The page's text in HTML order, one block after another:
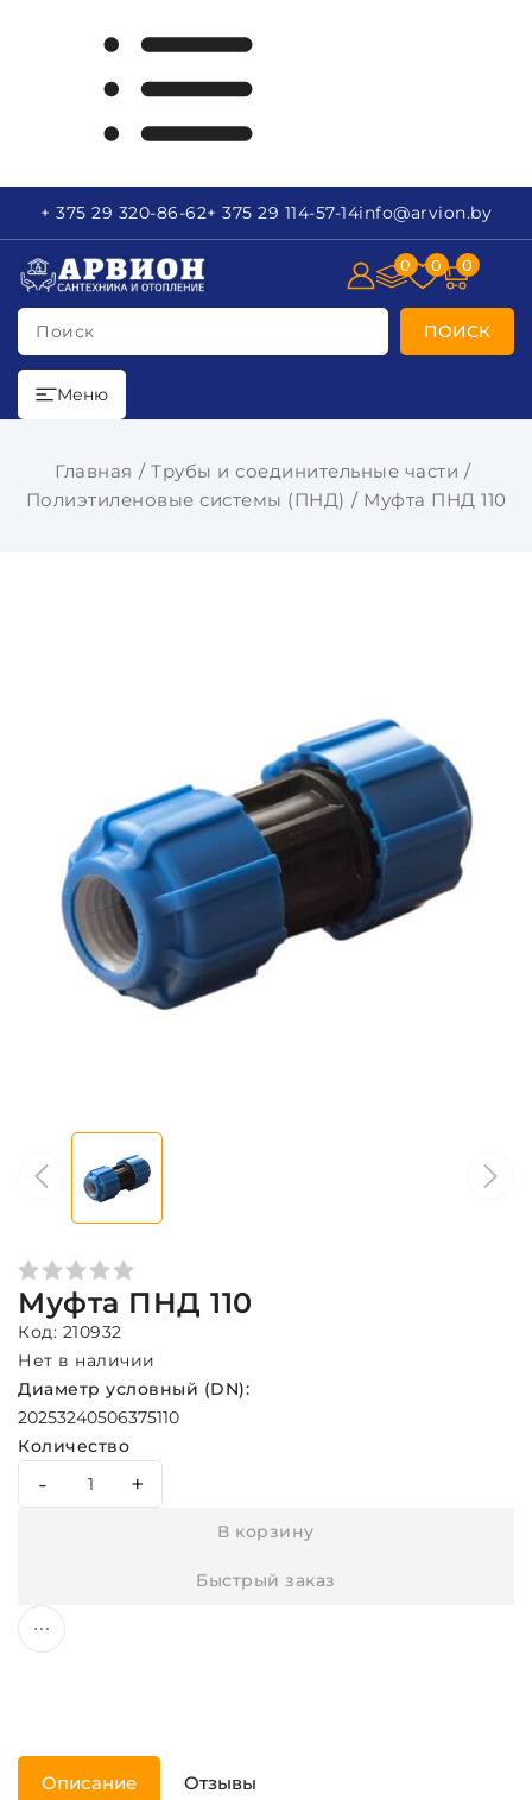
+ 375 29 320-86-62+ 375 29 114-57-14info@arvion.by
Поиск ПОИСК
0 0 0
Меню
Главная
Трубы и соединительные части
Полиэтиленовые системы (ПНД)
Муфта ПНД 110
Муфта ПНД 110
Код: 210932
Нет в наличии
Диаметр условный (DN):
20253240506375110
Количество
- +
В корзину
Быстрый заказ
Описание Отзывы